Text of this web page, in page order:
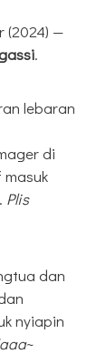
(2024) —
.
lebaran
di
Plis
dan
nyiapin
~